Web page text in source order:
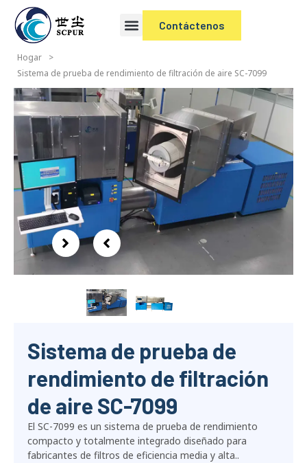
Contáctenos
Hogar
>
Sistema de prueba de rendimiento de filtración de aire SC-7099
Sistema de prueba de
rendimiento de filtración
de aire SC-7099
El SC-7099 es un sistema de prueba de rendimiento
compacto y totalmente integrado diseñado para
fabricantes de filtros de eficiencia media y alta..